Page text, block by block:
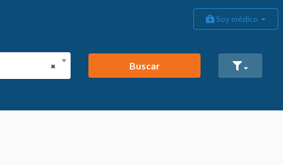
Soy médico
×
Buscar